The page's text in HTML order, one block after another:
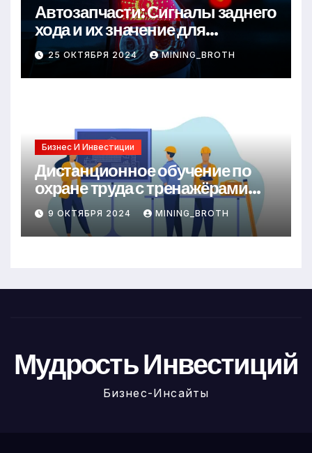
Автозапчасти: Сигналы заднего
хода и их значение для
безопасности на дороге
25 ОКТЯБРЯ 2024 MINING_BROTH
Бизнес И Инвестиции
Дистанционное обучение по
охране труда с тренажёрами
онлайн
9 ОКТЯБРЯ 2024 MINING_BROTH
Мудрость Инвестиций
Бизнес-Инсайты